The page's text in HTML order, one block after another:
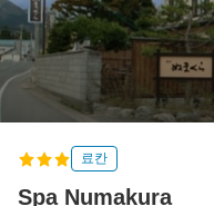
료칸
Spa Numakura